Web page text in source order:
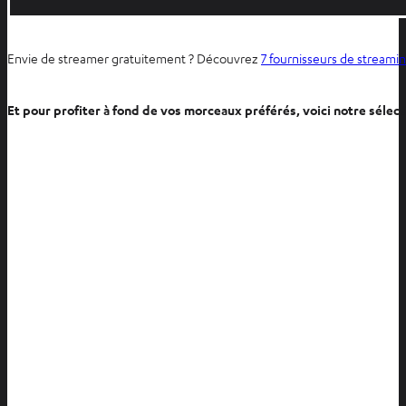
Envie de streamer gratuitement ? Découvrez 7 fournisseurs de
Et pour profiter à fond de vos morceaux préférés, voici notre